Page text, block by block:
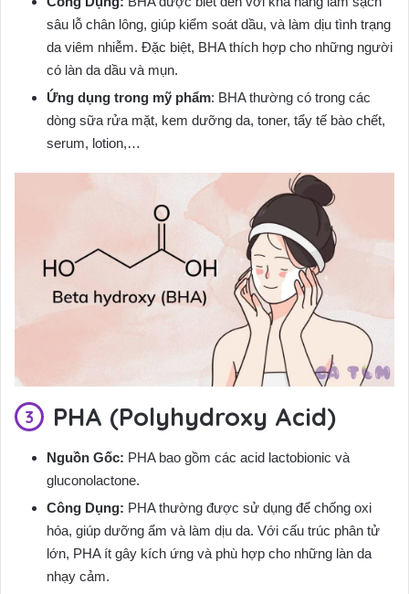
sâu lỗ chân lông, giúp kiểm soát dầu, và làm dịu tình trạng
da viêm nhiễm. Đặc biệt, BHA thích hợp cho những người
có làn da dầu và mụn.
Ứng dụng trong mỹ phẩm: BHA thường có trong các
dòng sữa rửa mặt, kem dưỡng da, toner, tẩy tế bào chết,
serum, lotion,…
PHA (Polyhydroxy Acid)
Nguồn Gốc: PHA bao gồm các acid lactobionic và
gluconolactone.
Công Dụng: PHA thường được sử dụng để chống oxi
hóa, giúp dưỡng ẩm và làm dịu da. Với cấu trúc phân tử
lớn, PHA ít gây kích ứng và phù hợp cho những làn da
nhạy cảm.